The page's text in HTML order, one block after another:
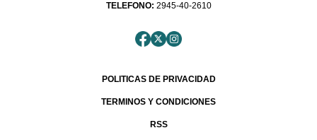
TELEFONO: 2945-40-2610
POLITICAS DE PRIVACIDAD
TERMINOS Y CONDICIONES
RSS